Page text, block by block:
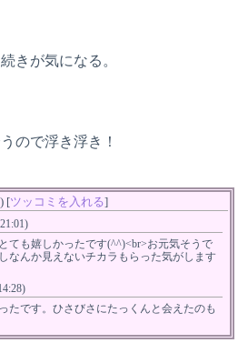
きが気になる。
ので浮き浮き！
[ツッコミを入れる]
ても嬉しかったです(^^)<br>お元気そうで
なんか見えないチカラもらった気がします
たです。ひさびさにたっくんと会えたのも